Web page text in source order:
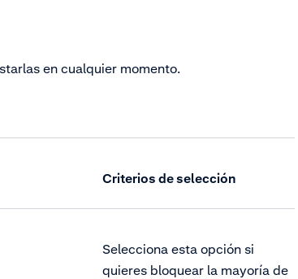
en cualquier momento.
Criterios de selección
Selecciona esta opción si
quieres bloquear la mayoría de